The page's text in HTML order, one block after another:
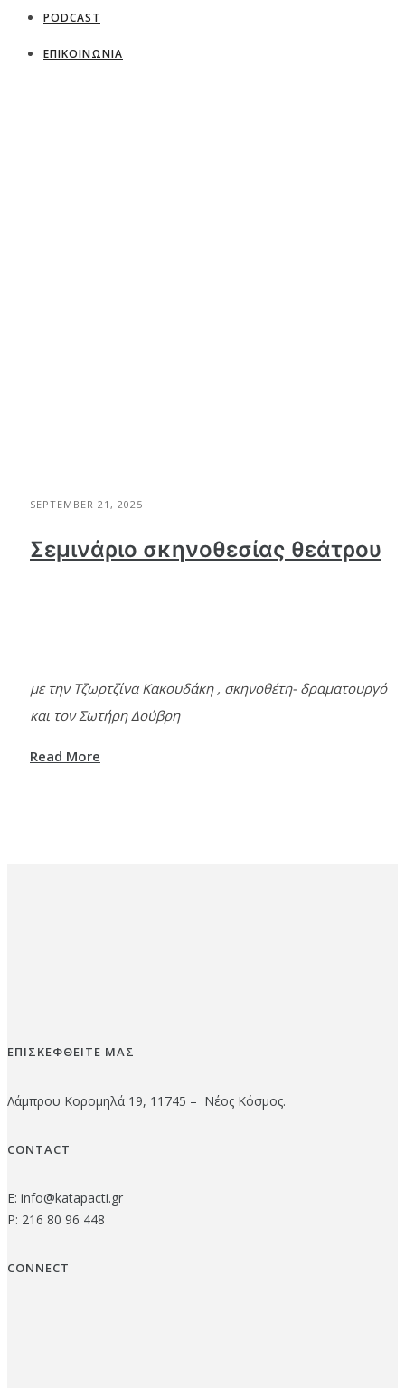
PODCAST
ΕΠΙΚΟΙΝΩΝΙΑ
SEPTEMBER 21, 2025
Σεμινάριο σκηνοθεσίας θεάτρου
με την Τζωρτζίνα Κακουδάκη , σκηνοθέτη- δραματουργό
και τον Σωτήρη Δούβρη
Read More
ΕΠΙΣΚΕΦΘΕΙΤΕ ΜΑΣ
Λάμπρου Κορομηλά 19, 11745 – Νέος Κόσμος.
CONTACT
E: info@katapacti.gr
P: 216 80 96 448
CONNECT